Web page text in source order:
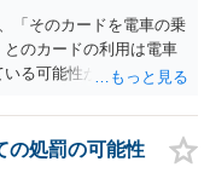
「そのカードを電車の乗
のカードの利用は電車
る可能性があります。
良いかと思います。弁
ては33万円以上が相場
の処罰の可能性